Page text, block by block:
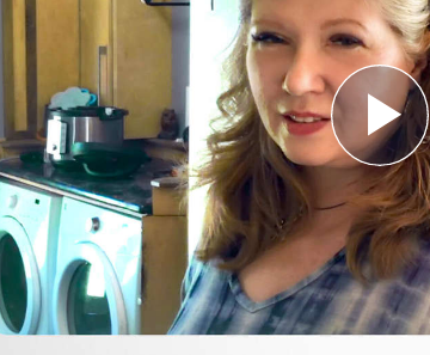
Liebe und Hass – Was ist Größe?